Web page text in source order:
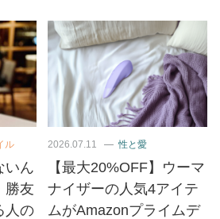
ル
いん
勝友
人の
2026.07.11 性と愛
【最大20%OFF】ウーマ
ナイザーの人気4アイテ
ムがAmazonプライムデ